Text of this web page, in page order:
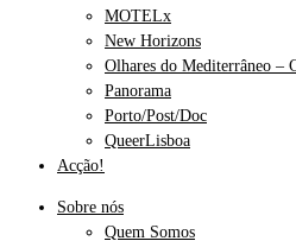
MOTELx
New Horizons
Olhares do Mediterrâneo –
Panorama
Porto/Post/Doc
QueerLisboa
Acção!
Sobre nós
Quem Somos